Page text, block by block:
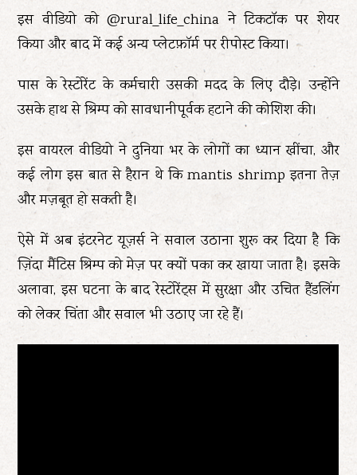
इस वीडियो को @rural_life_china ने टिकटॉक पर शेयर
किया और बाद में कई अन्य प्लेटफ़ॉर्म पर रीपोस्ट किया।
पास के रेस्टोरेंट के कर्मचारी उसकी मदद के लिए दौड़े। उन्होंने
उसके हाथ से श्रिम्प को सावधानीपूर्वक हटाने की कोशिश की।
इस वायरल वीडियो ने दुनिया भर के लोगों का ध्यान खींचा, और
कई लोग इस बात से हैरान थे कि mantis shrimp इतना तेज़
और मज़बूत हो सकती है।
ऐसे में अब इंटरनेट यूज़र्स ने सवाल उठाना शुरू कर दिया है कि
ज़िंदा मैंटिस श्रिम्प को मेज़ पर क्यों पका कर खाया जाता है। इसके
अलावा, इस घटना के बाद रेस्टोरेंट्स में सुरक्षा और उचित हैंडलिंग
को लेकर चिंता और सवाल भी उठाए जा रहे हैं।